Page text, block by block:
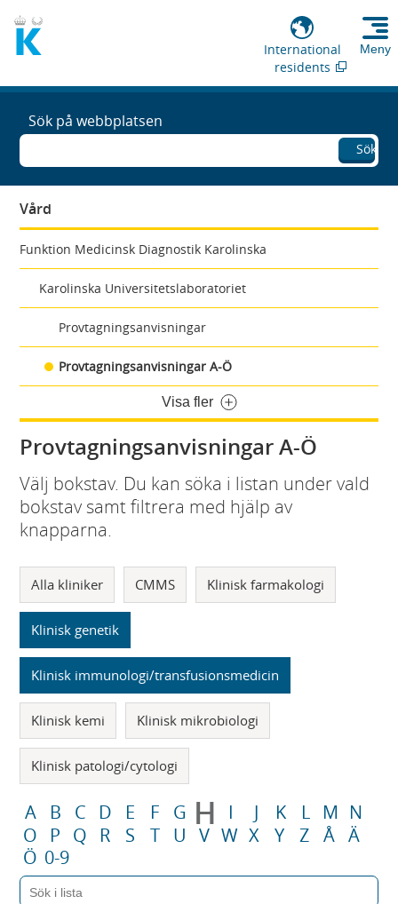
International
residents
Meny
Sök på webbplatsen
Sök
Vård
Funktion Medicinsk Diagnostik Karolinska
Karolinska Universitetslaboratoriet
Provtagningsanvisningar
Provtagningsanvisningar A-Ö
Visa fler
Provtagningsanvisningar A-Ö
Välj bokstav. Du kan söka i listan under vald
bokstav samt filtrera med hjälp av
knapparna.
Alla kliniker CMMS Klinisk farmakologi
Klinisk genetik
Klinisk immunologi/transfusionsmedicin
Klinisk kemi Klinisk mikrobiologi
Klinisk patologi/cytologi
A B C D E F G H I J K L M N
O
P Q R S T U V W X Y Z Å Ä
Ö 0-9